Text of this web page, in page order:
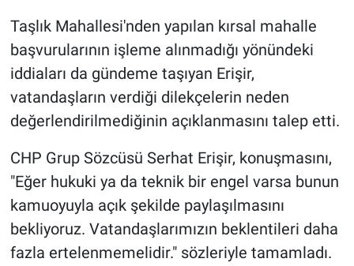
Taşlık Mahallesi'nden yapılan kırsal mahalle
başvurularının işleme alınmadığı yönündeki
iddiaları da gündeme taşıyan Erişir,
vatandaşların verdiği dilekçelerin neden
değerlendirilmediğinin açıklanmasını talep etti.
CHP Grup Sözcüsü Serhat Erişir, konuşmasını,
"Eğer hukuki ya da teknik bir engel varsa bunun
kamuoyuyla açık şekilde paylaşılmasını
bekliyoruz. Vatandaşlarımızın beklentileri daha
fazla ertelenmemelidir." sözleriyle tamamladı.